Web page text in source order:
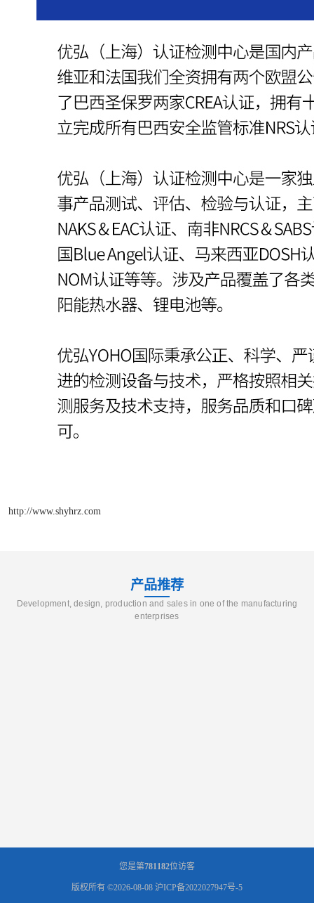
http://www.shyhrz.com
产品推荐
Development, design, production and sales in one of the manufacturing
enterprises
您是第781182位访客
版权所有 ©2026-08-08 沪ICP备2022027947号-5